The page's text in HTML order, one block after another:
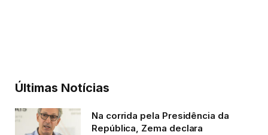
Últimas Notícias
Na corrida pela Presidência da
República, Zema declara